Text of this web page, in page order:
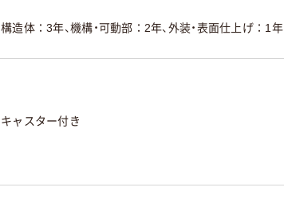
構造体：3年、機構・可動部：2年、外装・表面仕上げ：1年
キャスター付き